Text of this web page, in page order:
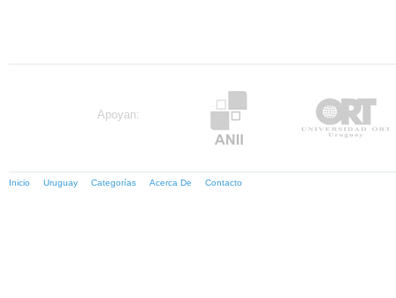
Apoyan:
Inicio Uruguay Categorías Acerca De Contacto